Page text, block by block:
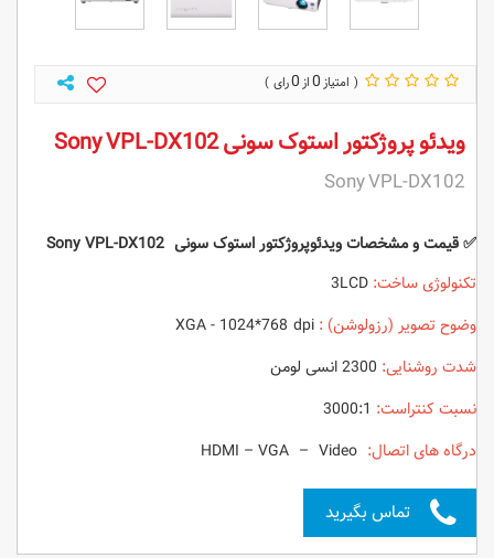
0
0
ویدئو پروژکتور استوک سونی Sony VPL-DX102
Sony VPL-DX102
✅ قیمت و مشخصات ویدئوپروژکتور استوک سونی Sony VPL-DX102
تکنولوژی ساخت:
وضوح تصویر (رزولوشن) : XGA - 1024*768 dpi
شدت روشنایی:
نسبت کنتراست: 3000:1
درگاه های اتصال: HDMI – VGA – Video
تماس بگیرید